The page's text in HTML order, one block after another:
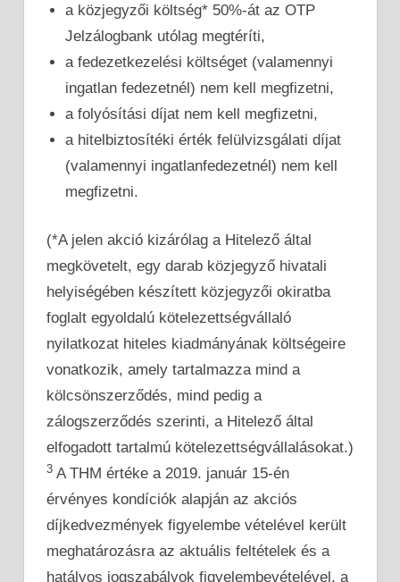
a közjegyzői költség* 50%-át az OTP
Jelzálogbank utólag megtéríti,
a fedezetkezelési költséget (valamennyi
ingatlan fedezetnél) nem kell megfizetni,
a folyósítási díjat nem kell megfizetni,
a hitelbiztosítéki érték felülvizsgálati díjat
(valamennyi ingatlanfedezetnél) nem kell
megfizetni.
(*A jelen akció kizárólag a Hitelező által
megkövetelt, egy darab közjegyző hivatali
helyiségében készített közjegyzői okiratba
foglalt egyoldalú kötelezettségvállaló
nyilatkozat hiteles kiadmányának költségeire
vonatkozik, amely tartalmazza mind a
kölcsönszerződés, mind pedig a
zálogszerződés szerinti, a Hitelező által
elfogadott tartalmú kötelezettségvállalásokat.)
3 A THM értéke a 2019. január 15-én
érvényes kondíciók alapján az akciós
díjkedvezmények figyelembe vételével került
meghatározásra az aktuális feltételek és a
hatályos jogszabályok figyelembevételével, a